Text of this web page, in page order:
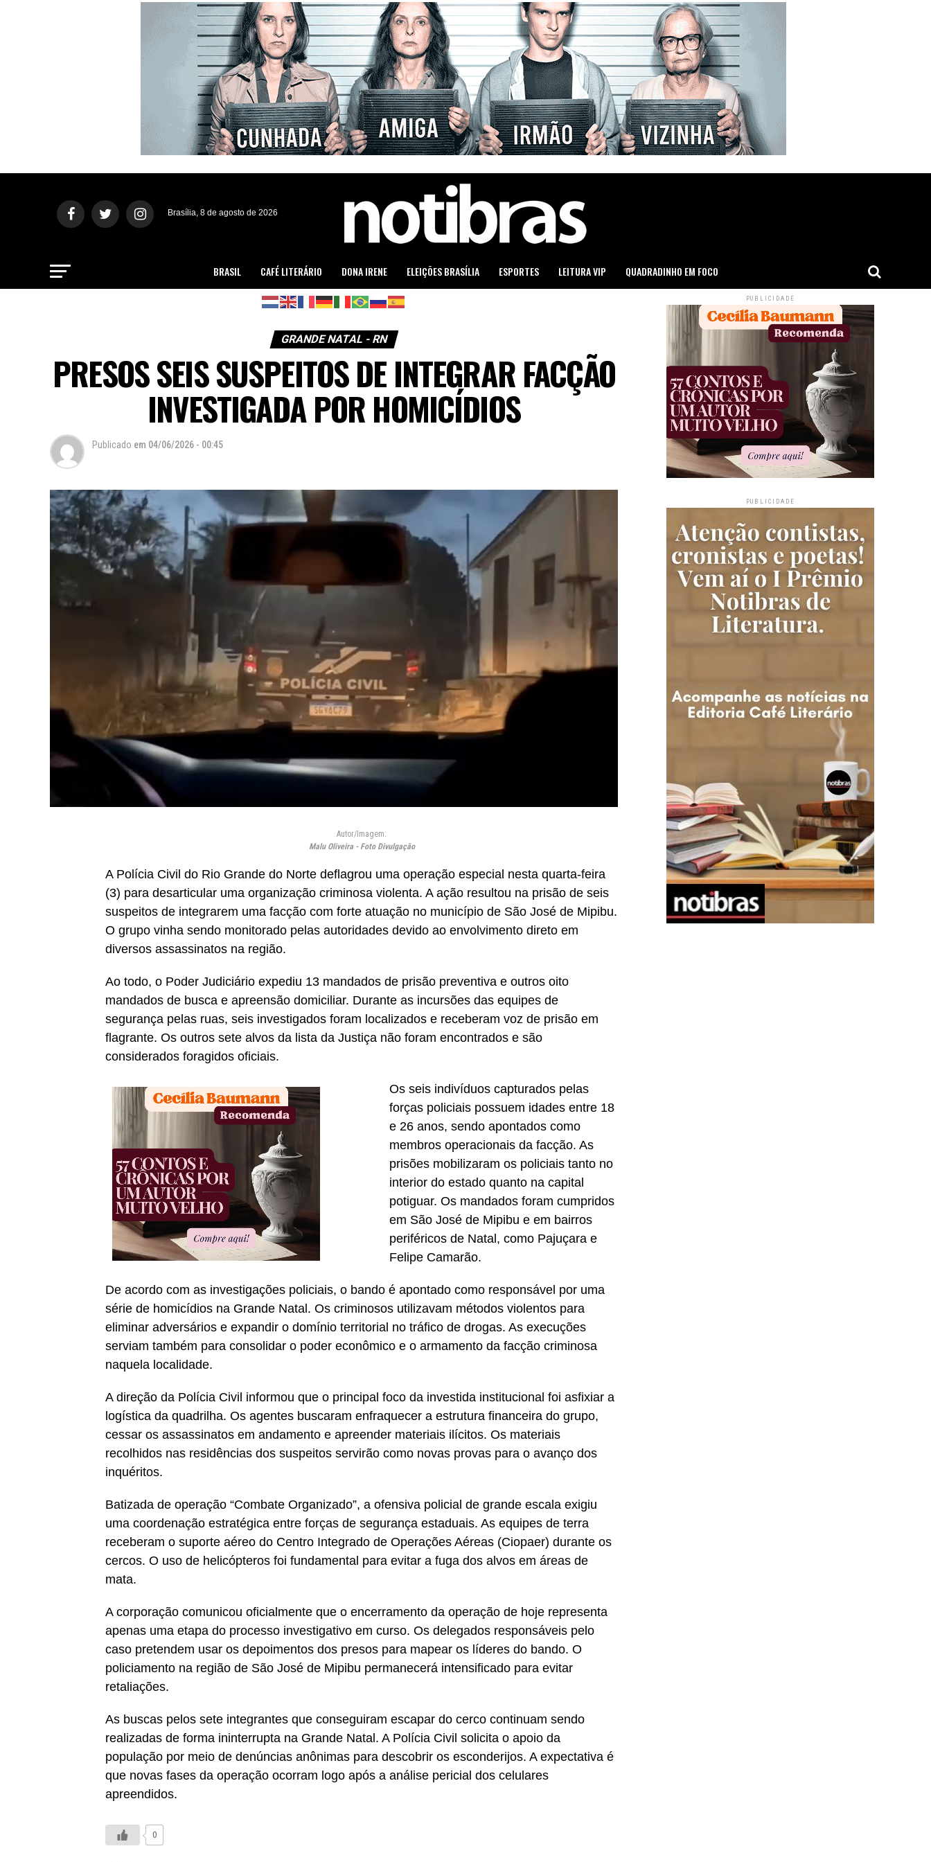
Brasília, 8 de agosto de 2026
BRASIL CAFÉ LITERÁRIO DONA IRENE ELEIÇÕES BRASÍLIA ESPORTES LEITURA VIP QUADRADINHO EM FOCO
GRANDE NATAL - RN
PRESOS SEIS SUSPEITOS DE INTEGRAR FACÇÃO
INVESTIGADA POR HOMICÍDIOS
Publicado em 04/06/2026 - 00:45
Autor/Imagem:
Malu Oliveira - Foto Divulgação
A Polícia Civil do Rio Grande do Norte deflagrou uma operação especial nesta quarta-feira
(3) para desarticular uma organização criminosa violenta. A ação resultou na prisão de seis
suspeitos de integrarem uma facção com forte atuação no município de São José de Mipibu.
O grupo vinha sendo monitorado pelas autoridades devido ao envolvimento direto em
diversos assassinatos na região.
Ao todo, o Poder Judiciário expediu 13 mandados de prisão preventiva e outros oito
mandados de busca e apreensão domiciliar. Durante as incursões das equipes de
segurança pelas ruas, seis investigados foram localizados e receberam voz de prisão em
flagrante. Os outros sete alvos da lista da Justiça não foram encontrados e são
considerados foragidos oficiais.
Os seis indivíduos capturados pelas
forças policiais possuem idades entre 18
e 26 anos, sendo apontados como
membros operacionais da facção. As
prisões mobilizaram os policiais tanto no
interior do estado quanto na capital
potiguar. Os mandados foram cumpridos
em São José de Mipibu e em bairros
periféricos de Natal, como Pajuçara e
Felipe Camarão.
De acordo com as investigações policiais, o bando é apontado como responsável por uma
série de homicídios na Grande Natal. Os criminosos utilizavam métodos violentos para
eliminar adversários e expandir o domínio territorial no tráfico de drogas. As execuções
serviam também para consolidar o poder econômico e o armamento da facção criminosa
naquela localidade.
A direção da Polícia Civil informou que o principal foco da investida institucional foi asfixiar a
logística da quadrilha. Os agentes buscaram enfraquecer a estrutura financeira do grupo,
cessar os assassinatos em andamento e apreender materiais ilícitos. Os materiais
recolhidos nas residências dos suspeitos servirão como novas provas para o avanço dos
inquéritos.
Batizada de operação “Combate Organizado”, a ofensiva policial de grande escala exigiu
uma coordenação estratégica entre forças de segurança estaduais. As equipes de terra
receberam o suporte aéreo do Centro Integrado de Operações Aéreas (Ciopaer) durante os
cercos. O uso de helicópteros foi fundamental para evitar a fuga dos alvos em áreas de
mata.
A corporação comunicou oficialmente que o encerramento da operação de hoje representa
apenas uma etapa do processo investigativo em curso. Os delegados responsáveis pelo
caso pretendem usar os depoimentos dos presos para mapear os líderes do bando. O
policiamento na região de São José de Mipibu permanecerá intensificado para evitar
retaliações.
As buscas pelos sete integrantes que conseguiram escapar do cerco continuam sendo
realizadas de forma ininterrupta na Grande Natal. A Polícia Civil solicita o apoio da
população por meio de denúncias anônimas para descobrir os esconderijos. A expectativa é
que novas fases da operação ocorram logo após a análise pericial dos celulares
apreendidos.
0
PUBLICIDADE
PUBLICIDADE